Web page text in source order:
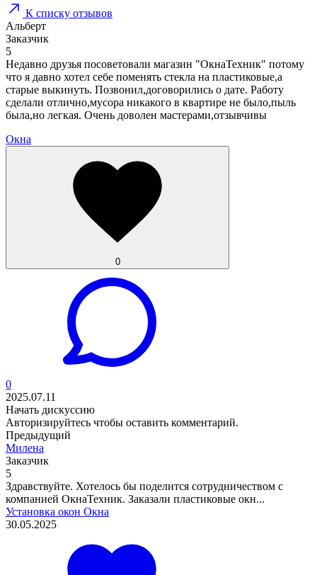
К списку отзывов
Альберт
Заказчик
5
Недавно друзья посоветовали магазин "ОкнаТехник" потому
что я давно хотел себе поменять стекла на пластиковые,а
старые выкинуть. Позвонил,договорились о дате. Работу
сделали отлично,мусора никакого в квартире не было,пыль
была,но легкая. Очень доволен мастерами,отзывчивы
Окна
0
0
2025.07.11
Начать дискуссию
Авторизируйтесь чтобы оставить комментарий.
Предыдущий
Милена
Заказчик
5
Здравствуйте. Хотелось бы поделится сотрудничеством с
компанией ОкнаТехник. Заказали пластиковые окн...
Установка окон Окна
30.05.2025